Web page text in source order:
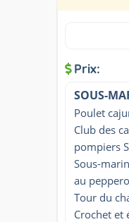
Prix:
SOUS-
Poulet
Club des
pompiers
Sous-
au
Tour du
Crochet et